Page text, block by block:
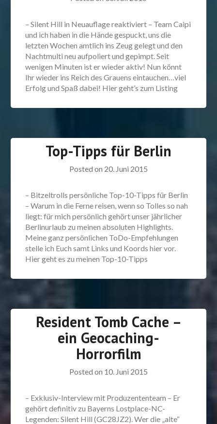
– Silent Hill in Neuauflage reaktiviert – Team Caipi
und ich haben in die Hände gespuckt, uns die
letzten Wochen amtlich ins Zeug gelegt und den
Nachtmulti neu aufpoliert und gepimpt. Seit
wenigen Minuten ist er wieder aktiv! Nun könnt
Ihr wieder ins Reich des Grauens eintauchen…viel
Erfolg und Spaß dabei! Hier geht’s zum Listing
Top-Tipps für Berlin
Posted on 20. Juni 2015
– Bitzeltrolls persönliche Top-10-Tipps für Berlin
– Warum in die Ferne reisen, wenn so Tolles so nah
liegt: für mich persönlich gehört unser jährlicher
Berlinurlaub zu meinen absoluten Highlights.
Meine ganz persönlichen ToDo-Empfehlungen
stelle ich Euch samt Links und Koords hier vor.
Hier geht es zu meinen Top-10-Tipps
Resident Tomb Cache –
ein Geocaching-
Horrorfilm
Posted on 10. Juni 2015
– Exklusiv-Interview mit Produzententeam – Er
gehört definitiv zu Bayerns Lostplace-NC-
Legenden: Silent Hill (GC28JZ2). Wer die „alte“